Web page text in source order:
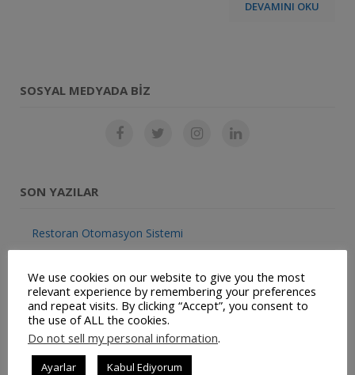
DEVAMINI OKU
SOSYAL MEDYADA BIZ
SON YAZILAR
Restoran Otomasyon Sistemi
Ticari Bilgilerimiz Değişmiştir
JetSu – Mobil Su Sipariş Uygulaması
Repairist – Mobil Bakım ve Yönetim Uygulaması
We use cookies on our website to give you the most
relevant experience by remembering your preferences
and repeat visits. By clicking “Accept”, you consent to
the use of ALL the cookies.
Do not sell my personal information.
Ayarlar Kabul Ediyorum